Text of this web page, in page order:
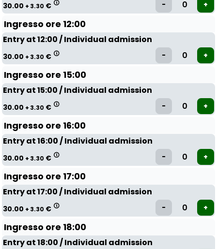
30.00 + 3.30 €
Ingresso ore 12:00
Entry at 12:00 / Individual admission
30.00 + 3.30 €
Ingresso ore 15:00
Entry at 15:00 / Individual admission
30.00 + 3.30 €
Ingresso ore 16:00
Entry at 16:00 / Individual admission
30.00 + 3.30 €
Ingresso ore 17:00
Entry at 17:00 / Individual admission
30.00 + 3.30 €
Ingresso ore 18:00
Entry at 18:00 / Individual admission